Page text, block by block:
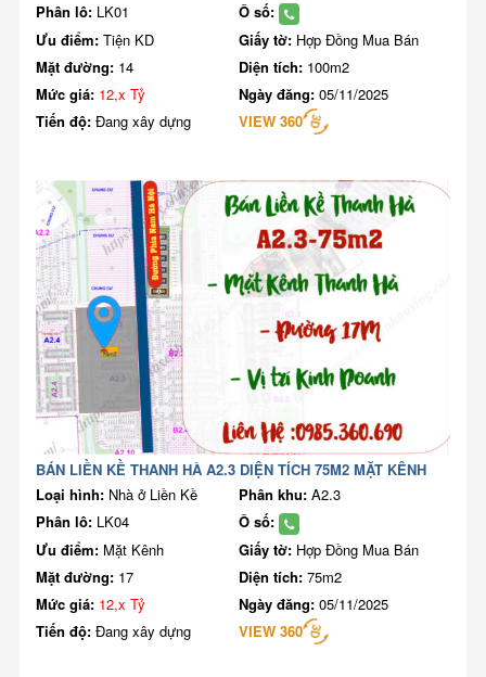
Phân lô: LK01
Ô số:
Ưu điểm: Tiện KD Giấy tờ: Hợp Đồng Mua Bán
Mặt đường: 14 Diện tích: 100m2
Mức giá: 12,x Tỷ Ngày đăng: 05/11/2025
Tiến độ: Đang xây dựng VIEW 360
BÁN LIỀN KỀ THANH HÀ A2.3 DIỆN TÍCH 75M2 MẶT KÊNH
Loại hình: Nhà ở Liền Kề Phân khu: A2.3
Phân lô: LK04
Ô số:
Ưu điểm: Mặt Kênh Giấy tờ: Hợp Đồng Mua Bán
Mặt đường: 17 Diện tích: 75m2
Mức giá: 12,x Tỷ Ngày đăng: 05/11/2025
Tiến độ: Đang xây dựng VIEW 360